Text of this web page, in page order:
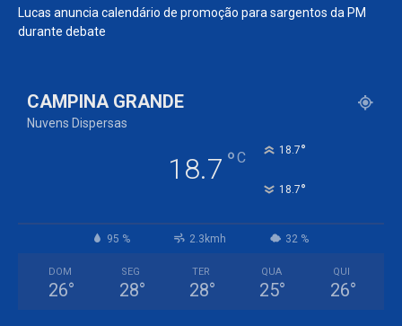
Lucas anuncia calendário de promoção para sargentos da PM
durante debate
CAMPINA GRANDE
Nuvens Dispersas
18.7 °C 18.7°
18.7°
95 % 2.3kmh 32 %
DOM
26°
SEG
28°
TER
28°
QUA
25°
QUI
26°